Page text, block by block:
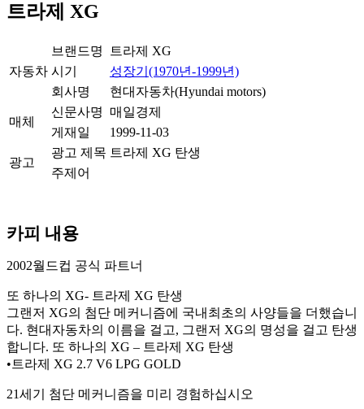
트라제 XG
자동차
브랜드명
트라제 XG
시기
성장기(1970년-1999년)
회사명
현대자동차(Hyundai motors)
매체
신문사명
매일경제
게재일
1999-11-03
광고
광고 제목 트라제 XG 탄생
주제어
카피 내용
2002월드컵 공식 파트너
또 하나의 XG- 트라제 XG 탄생
그랜저 XG의 첨단 메커니즘에 국내최초의 사양들을 더했습니
다. 현대자동차의 이름을 걸고, 그랜저 XG의 명성을 걸고 탄생
합니다. 또 하나의 XG – 트라제 XG 탄생
•트라제 XG 2.7 V6 LPG GOLD
21세기 첨단 메커니즘을 미리 경험하십시오